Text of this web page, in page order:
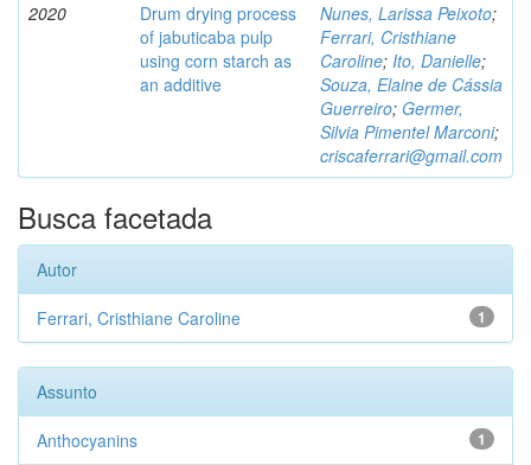
2020
Drum drying process
of jabuticaba pulp
using corn starch as
an additive
Nunes, Larissa Peixoto;
Ferrari, Cristhiane
Caroline; Ito, Danielle;
Souza, Elaine de Cássia
Guerreiro; Germer,
Silvia Pimentel Marconi;
criscaferrari@gmail.com
Busca facetada
Autor
1
Ferrari, Cristhiane Caroline
Assunto
1
Anthocyanins